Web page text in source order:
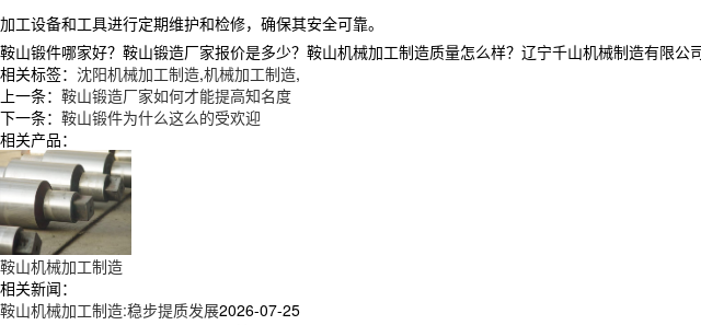
加工设备和工具进行定期维护和检修，确保其安全可靠。
鞍山锻件哪家好？鞍山锻造厂家报价是多少？鞍山机械加工制造质量怎么样？辽宁千山机械制造有限
相关标签： 沈阳机械加工制造,机械加工制造,
上一条： 鞍山锻造厂家如何才能提高知名度
下一条： 鞍山锻件为什么这么的受欢迎
相关产品：
鞍山机械加工制造
相关新闻：
鞍山机械加工制造:稳步提质发展2026-07-25